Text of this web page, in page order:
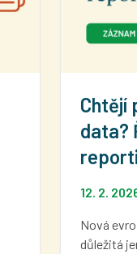
Chtějí
data?
12. 2.
Nová
důležitá